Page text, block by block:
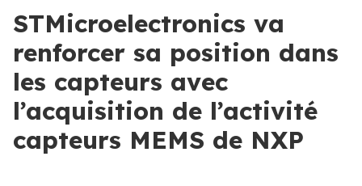
STMicroelectronics va
renforcer sa position dans
les capteurs avec
l’acquisition de l’activité
capteurs MEMS de NXP